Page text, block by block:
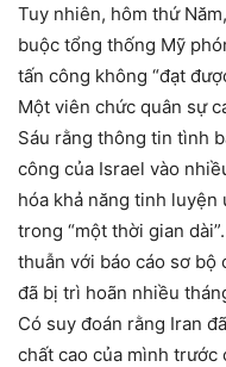
Tuy nhiên, hôm thứ
buộc tổng thống Mỹ
tấn công không “đạt
Một viên chức quân sự
Sáu rằng thông tin tình
công của Israel vào
hóa khả năng tinh luyện
trong “một thời gian
thuẫn với báo cáo sơ bộ
đã bị trì hoãn nhiều
Có suy đoán rằng Iran
chất cao của mình trước